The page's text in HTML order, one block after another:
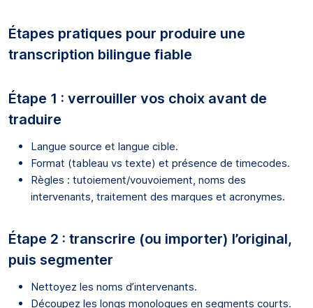
Étapes pratiques pour produire une
transcription bilingue fiable
Étape 1 : verrouiller vos choix avant de
traduire
Langue source et langue cible.
Format (tableau vs texte) et présence de timecodes.
Règles : tutoiement/vouvoiement, noms des
intervenants, traitement des marques et acronymes.
Étape 2 : transcrire (ou importer) l’original,
puis segmenter
Nettoyez les noms d’intervenants.
Découpez les longs monologues en segments courts.